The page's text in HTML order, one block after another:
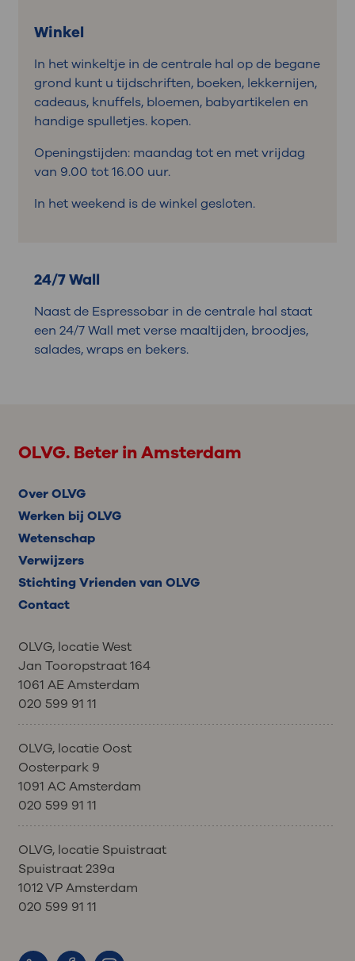
Winkel
In het winkeltje in de centrale hal op de begane
grond kunt u tijdschriften, boeken, lekkernijen,
cadeaus, knuffels, bloemen, babyartikelen en
handige spulletjes. kopen.
Openingstijden: maandag tot en met vrijdag
van 9.00 tot 16.00 uur.
In het weekend is de winkel gesloten.
24/7 Wall
Naast de Espressobar in de centrale hal staat
een 24/7 Wall met verse maaltijden, broodjes,
salades, wraps en bekers.
OLVG. Beter in Amsterdam
Over OLVG
Werken bij OLVG
Wetenschap
Verwijzers
Stichting Vrienden van OLVG
Contact
OLVG, locatie West
Jan Tooropstraat 164
1061 AE Amsterdam
020 599 91 11
OLVG, locatie Oost
Oosterpark 9
1091 AC Amsterdam
020 599 91 11
OLVG, locatie Spuistraat
Spuistraat 239a
1012 VP Amsterdam
020 599 91 11